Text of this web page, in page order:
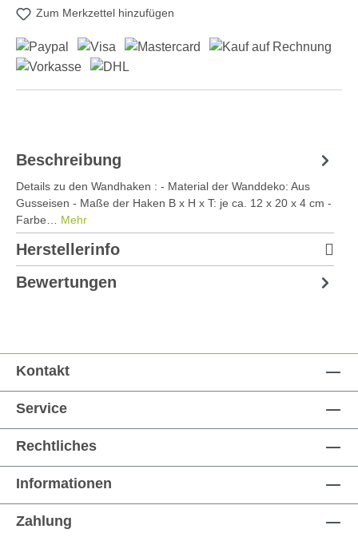
Zum Merkzettel hinzufügen
Beschreibung
Details zu den Wandhaken : - Material der Wanddeko: Aus
Gusseisen - Maße der Haken B x H x T: je ca. 12 x 20 x 4 cm -
Farbe… Mehr
Herstellerinfo
Bewertungen
Kontakt
Service
Rechtliches
Informationen
Zahlung